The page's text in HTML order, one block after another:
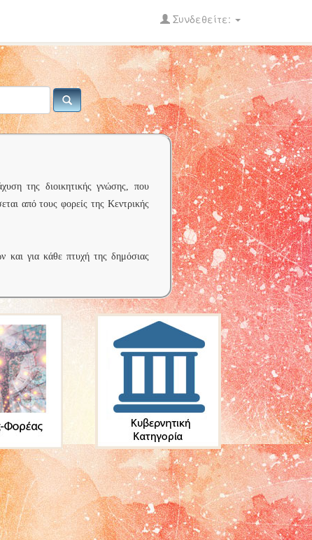
Συνδεθείτε:
της διοικητικής γνώσης, που
από τους φορείς της Κεντρικής
και για κάθε πτυχή της δημόσιας